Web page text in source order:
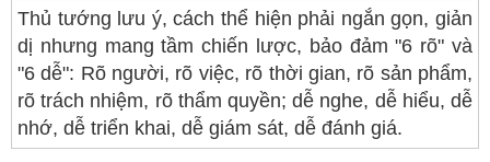
Thủ tướng lưu ý, cách thể hiện phải ngắn gọn, giản
dị nhưng mang tầm chiến lược, bảo đảm "6 rõ" và
"6 dễ": Rõ người, rõ việc, rõ thời gian, rõ sản phẩm,
rõ trách nhiệm, rõ thẩm quyền; dễ nghe, dễ hiểu, dễ
nhớ, dễ triển khai, dễ giám sát, dễ đánh giá.